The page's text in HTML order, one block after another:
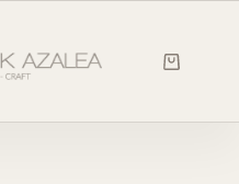
#!trpst#trp-